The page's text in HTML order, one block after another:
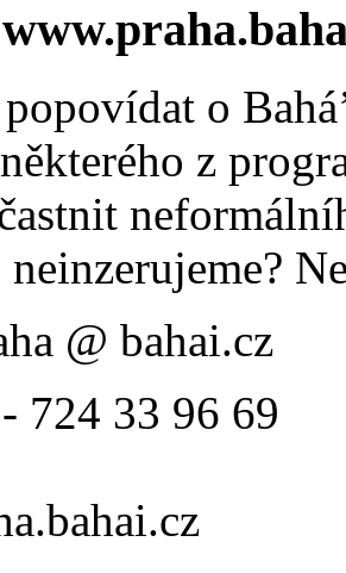
o
z
neinzerujeme?
@ bahai.cz
724 33 96 69